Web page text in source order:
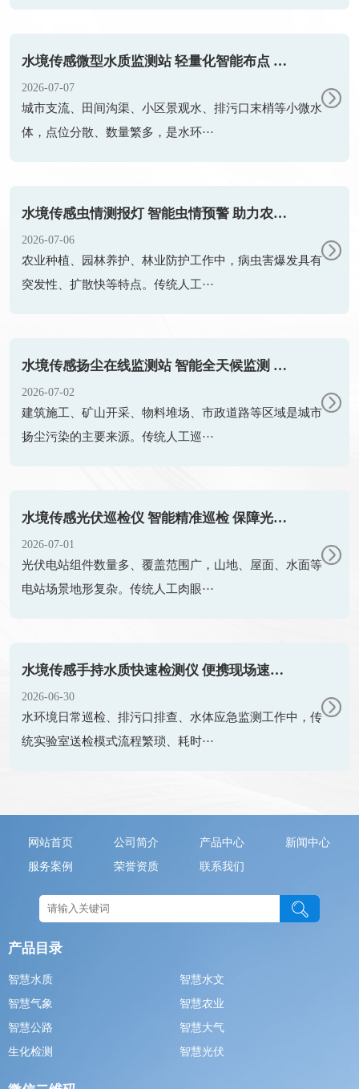
水境传感微型水质监测站 轻量化智能布点 精细化管控小微水体
2026-07-07
城市支流、田间沟渠、小区景观水、排污口末梢等小微水
体，点位分散、数量繁多，是水环···
水境传感虫情测报灯 智能虫情预警 助力农林绿色植保防控
2026-07-06
农业种植、园林养护、林业防护工作中，病虫害爆发具有
突发性、扩散快等特点。传统人工···
水境传感扬尘在线监测站 智能全天候监测 助力大气扬尘精细化治理
2026-07-02
建筑施工、矿山开采、物料堆场、市政道路等区域是城市
扬尘污染的主要来源。传统人工巡···
水境传感光伏巡检仪 智能精准巡检 保障光伏电站高效运维
2026-07-01
光伏电站组件数量多、覆盖范围广，山地、屋面、水面等
电站场景地形复杂。传统人工肉眼···
水境传感手持水质快速检测仪 便携现场速检 赋能水环境高效巡检
2026-06-30
水环境日常巡检、排污口排查、水体应急监测工作中，传
统实验室送检模式流程繁琐、耗时···
网站首页 公司简介 产品中心
新闻中心
服务案例
荣誉资质 联系我们
产品目录
智慧水质
智慧水文
智慧气象
智慧农业
智慧公路
智慧大气
生化检测
智慧光伏